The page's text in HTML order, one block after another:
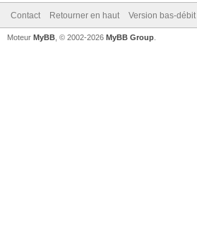
Contact Retourner en haut Version bas-
Moteur MyBB , © 2002-2026 MyBB Group